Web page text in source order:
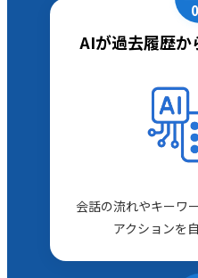
AIが過去履歴か
会話の流れやキーワ
アクションを